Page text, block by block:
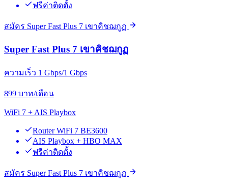
ฟรีค่าติดตั้ง
สมัคร Super Fast Plus 7 เขาคิชฌกูฏ
Super Fast Plus 7 เขาคิชฌกูฏ
ความเร็ว 1 Gbps/1 Gbps
899 บาท/เดือน
WiFi 7 + AIS Playbox
Router WiFi 7 BE3600
AIS Playbox + HBO MAX
ฟรีค่าติดตั้ง
สมัคร Super Fast Plus 7 เขาคิชฌกูฏ